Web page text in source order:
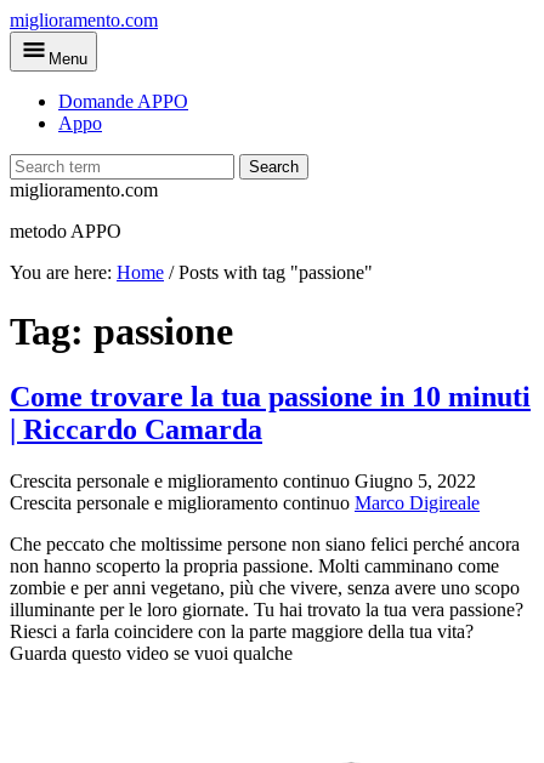
Skip
to
main
miglioramento.com
Menu
Domande APPO
Appo
Search
miglioramento.com
metodo APPO
You are here: Home /Posts with tag "passione"
Tag: passione
Come trovare la tua passione in 10 minuti
| Riccardo Camarda
Crescita personale e miglioramento continuo Giugno 5, 2022
Crescita personale e miglioramento continuo Marco Digireale
Che peccato che moltissime persone non siano felici perché ancora
non hanno scoperto la propria passione. Molti camminano come
zombie e per anni vegetano, più che vivere, senza avere uno scopo
illuminante per le loro giornate. Tu hai trovato la tua vera passione?
Riesci a farla coincidere con la parte maggiore della tua vita?
Guarda questo video se vuoi qualche